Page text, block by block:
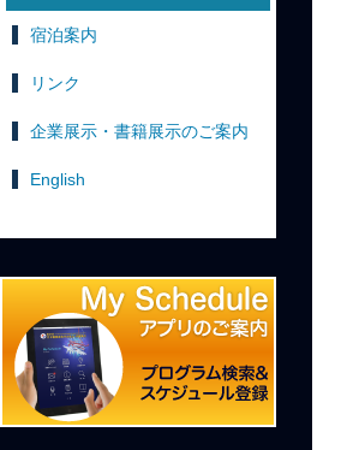
宿泊案内
リンク
企業展示・書籍展示のご案内
English